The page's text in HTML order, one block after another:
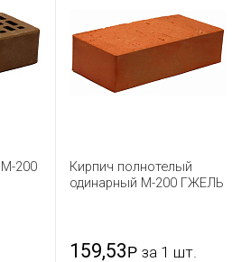
200
Кирпич полнотелый
одинарный М-200 ГЖЕЛЬ
159,53Р за 1 шт.